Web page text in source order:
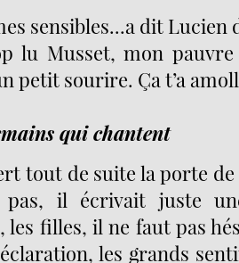
sensibles...a dit Lucien
lu Musset, mon
petit sourire. Ça t’a
qui chantent
tout de suite la porte
pas, il écrivait juste
les filles, il ne faut pas
les grands